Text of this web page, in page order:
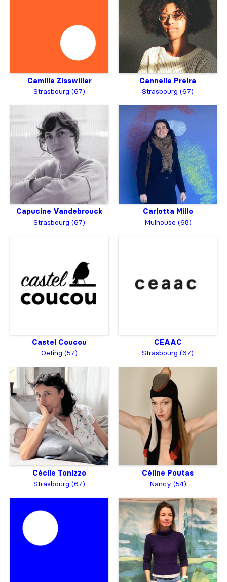
Camille Zisswiller
Strasbourg (67)
Cannelle Preira
Strasbourg (67)
Capucine Vandebrouck
Strasbourg (67)
Carlotta Millo
Mulhouse (68)
Castel Coucou
Oeting (57)
CEAAC
Strasbourg (67)
Cécile Tonizzo
Strasbourg (67)
Céline Poutas
Nancy (54)